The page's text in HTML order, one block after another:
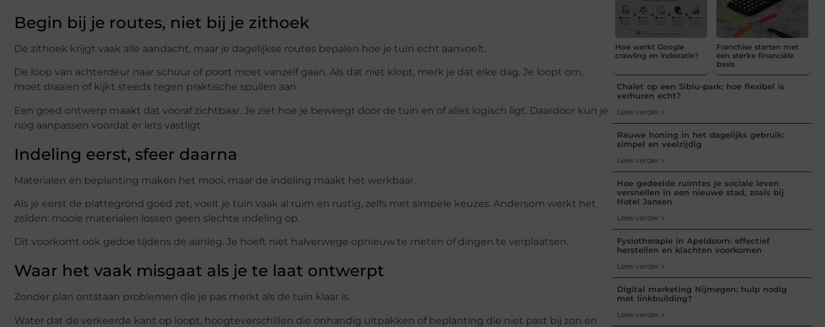
Begin bij je routes, niet bij je zithoek
De zithoek krijgt vaak alle aandacht, maar je dagelijkse routes bepalen hoe je tuin echt aanvoelt.
De loop van achterdeur naar schuur of poort moet vanzelf gaan. Als dat niet klopt, merk je dat elke dag. Je loopt om,
moet draaien of kijkt steeds tegen praktische spullen aan.
Een goed ontwerp maakt dat vooraf zichtbaar. Je ziet hoe je beweegt door de tuin en of alles logisch ligt. Daardoor kun je
nog aanpassen voordat er iets vastligt.
Indeling eerst, sfeer daarna
Materialen en beplanting maken het mooi, maar de indeling maakt het werkbaar.
Als je eerst de plattegrond goed zet, voelt je tuin vaak al ruim en rustig, zelfs met simpele keuzes. Andersom werkt het
zelden: mooie materialen lossen geen slechte indeling op.
Dit voorkomt ook gedoe tijdens de aanleg. Je hoeft niet halverwege opnieuw te meten of dingen te verplaatsen.
Waar het vaak misgaat als je te laat ontwerpt
Zonder plan ontstaan problemen die je pas merkt als de tuin klaar is.
Water dat de verkeerde kant op loopt, hoogteverschillen die onhandig uitpakken of beplanting die niet past bij zon en
Hoe werkt Google
crawling en indexatie?
Franchise starten met
een sterke financiële
basis
Chalet op een Siblu-park: hoe flexibel is
verhuren echt?
Lees verder »
Rauwe honing in het dagelijks gebruik:
simpel en veelzijdig
Lees verder »
Hoe gedeelde ruimtes je sociale leven
versnellen in een nieuwe stad, zoals bij
Hotel Jansen
Lees verder »
Fysiotherapie in Apeldoorn: effectief
herstellen en klachten voorkomen
Lees verder »
Digital marketing Nijmegen: hulp nodig
met linkbuilding?
Lees verder »